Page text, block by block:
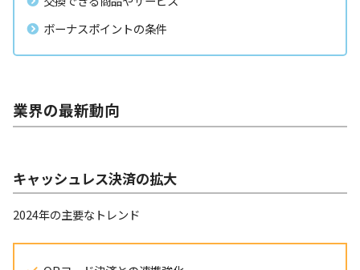
ボーナスポイントの条件
業界の最新動向
キャッシュレス決済の拡大
2024年の主要なトレンド